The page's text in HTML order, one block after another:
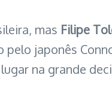
mas Filipe
japonês
na grande